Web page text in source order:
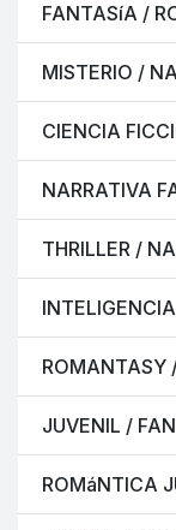
FANTASíA /
MISTERIO /
CIENCIA
NARRATIVA
THRILLER /
ROMANTASY
JUVENIL /
ROMáNTICA